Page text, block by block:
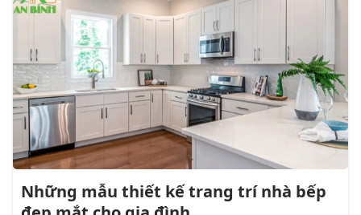
Những mẫu thiết kế trang trí nhà bếp